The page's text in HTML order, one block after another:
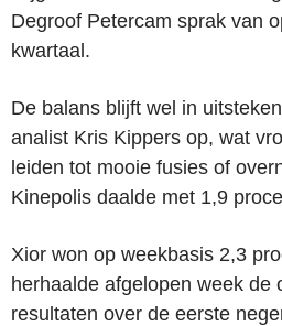
Degroof Petercam sprak van
kwartaal.
De balans blijft wel in
analist Kris Kippers op, wat
leiden tot mooie fusies of
Kinepolis daalde met 1,9
Xior won op weekbasis 2,3
herhaalde afgelopen week de
resultaten over de eerste